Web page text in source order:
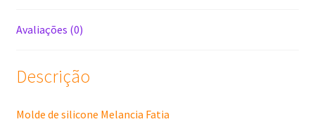
Avaliações (0)
Descrição
Molde de silicone Melancia Fatia